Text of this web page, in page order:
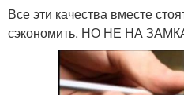
Все эти качества вместе
сэкономить. НО НЕ НА